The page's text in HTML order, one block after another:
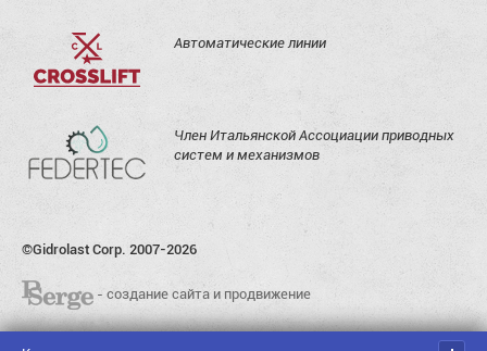
Автоматические линии
Член Итальянской Ассоциации приводных
систем и механизмов
©Gidrolast Corp. 2007-2026
- создание сайта и продвижение